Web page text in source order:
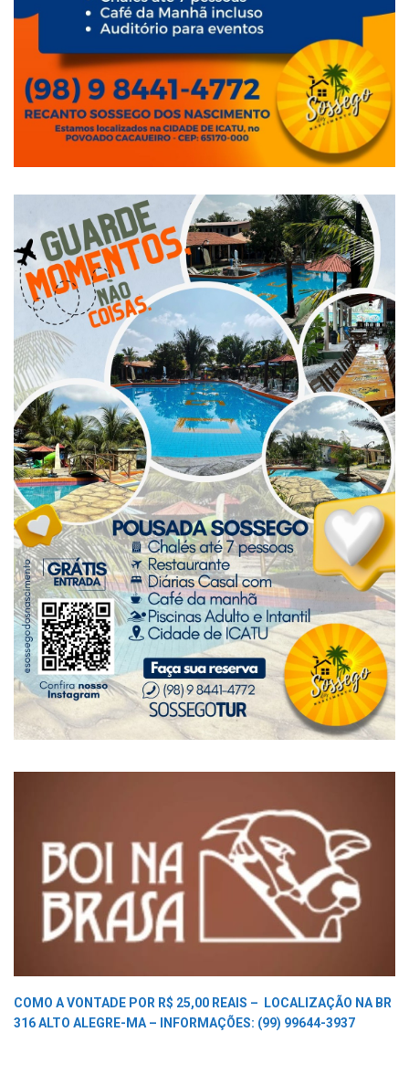
COMO A VONTADE POR R$ 25,00 REAIS – LOCALIZAÇÃO NA BR
316 ALTO ALEGRE-MA – INFORMAÇÕES: (99) 99644-3937